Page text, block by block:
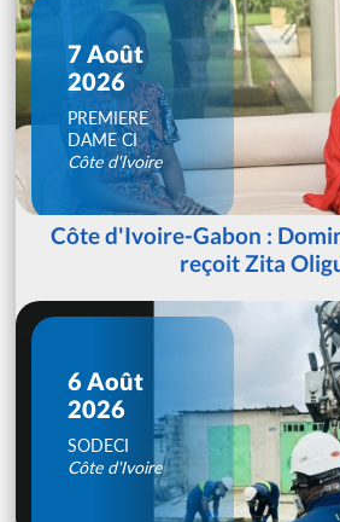
7 Août
2026
PREMIERE
DAME CI
Côte d'Ivoire
Côte d'Ivoire-Gabon :
reçoit Zita
6 Août
2026
SODECI
Côte d'Ivoire